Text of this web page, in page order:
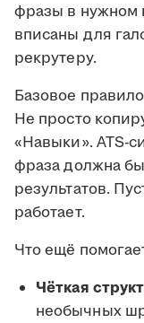
фразы в нужном
вписаны для
рекрутеру.
Базовое
Не просто
«Навыки». ATS-
фраза должна
результатов.
работает.
Что ещё
Чёткая
необычных